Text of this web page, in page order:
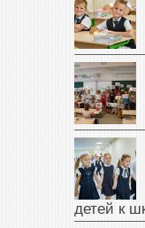
детей к